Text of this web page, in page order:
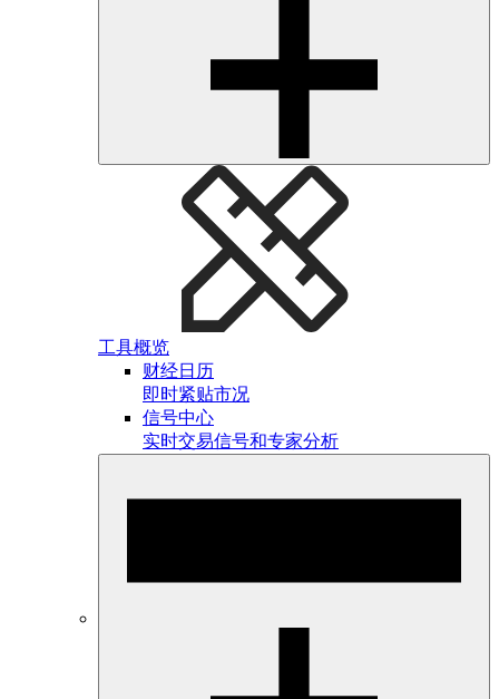
工具概览
财经日历
即时紧贴市况
信号中心
实时交易信号和专家分析